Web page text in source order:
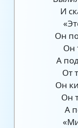
И
Он
Он
А
От
Он
Он
А